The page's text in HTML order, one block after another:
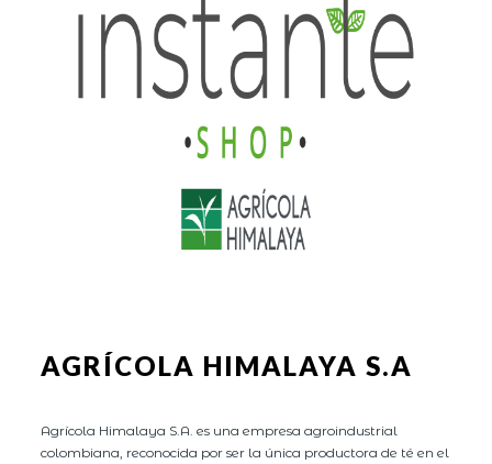
AGRÍCOLA HIMALAYA S.A
Agrícola Himalaya S.A. es una empresa agroindustrial
colombiana, reconocida por ser la única productora de té en el